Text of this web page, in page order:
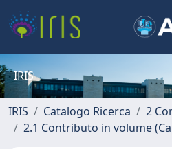
IRIS
IRIS Catalogo Ricerca
2
2.1 Contributo in volume